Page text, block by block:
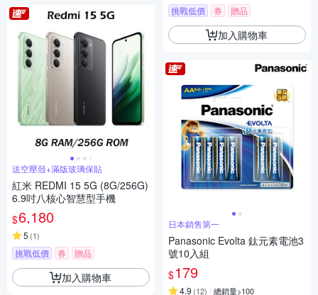
送空壓殼+滿版玻璃保貼
紅米 REDMI 15 5G (8G/256G)
6.9吋八核心智慧型手機
$6,180
5 (1)
挑戰低價 券 贈品
加入購物車
挑戰低價 券 贈品
加入購物車
日本銷售第一
Panasonic Evolta 鈦元素電池3
號10入組
$179
4.9 (12) 總銷量>100